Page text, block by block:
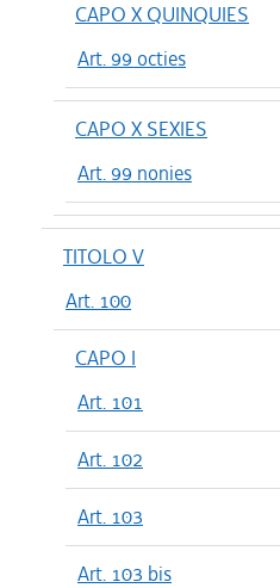
CAPO X QUINQUIES
Art. 99 octies
CAPO X SEXIES
Art. 99 nonies
TITOLO V
Art. 100
CAPO I
Art. 101
Art. 102
Art. 103
Art. 103 bis